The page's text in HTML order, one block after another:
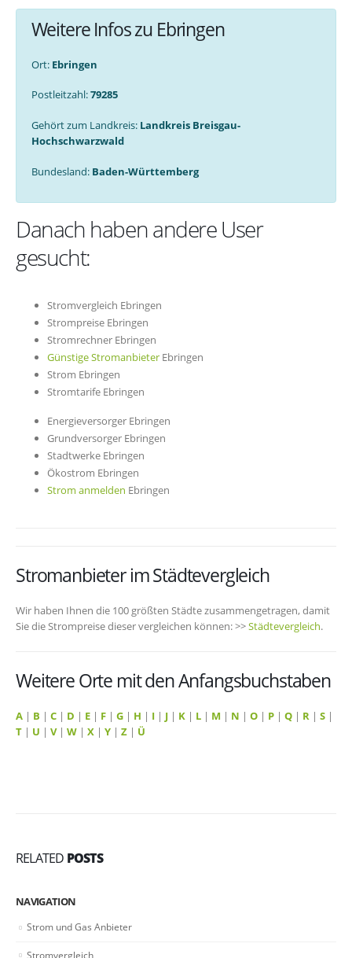
Weitere Infos zu Ebringen
Ort: Ebringen
Postleitzahl:79285
Gehört zum Landkreis: Landkreis Breisgau-
Hochschwarzwald
Bundesland: Baden-Württemberg
Danach haben andere User
gesucht:
Stromvergleich Ebringen
Strompreise Ebringen
Stromrechner Ebringen
Günstige Stromanbieter Ebringen
Strom Ebringen
Stromtarife Ebringen
Energieversorger Ebringen
Grundversorger Ebringen
Stadtwerke Ebringen
Ökostrom Ebringen
Strom anmelden Ebringen
Stromanbieter im Städtevergleich
Wir haben Ihnen die 100 größten Städte zusammengetragen, damit
Sie die Strompreise dieser vergleichen können: >>Städtevergleich.
Weitere Orte mit den Anfangsbuchstaben
A | B | C | D | E | F | G | H | I | J | K | L | M | N | O | P | Q | R | S |
T | U | V| W | X | Y | Z | Ü
RELATED POSTS
NAVIGATION
Strom und Gas Anbieter
Stromvergleich